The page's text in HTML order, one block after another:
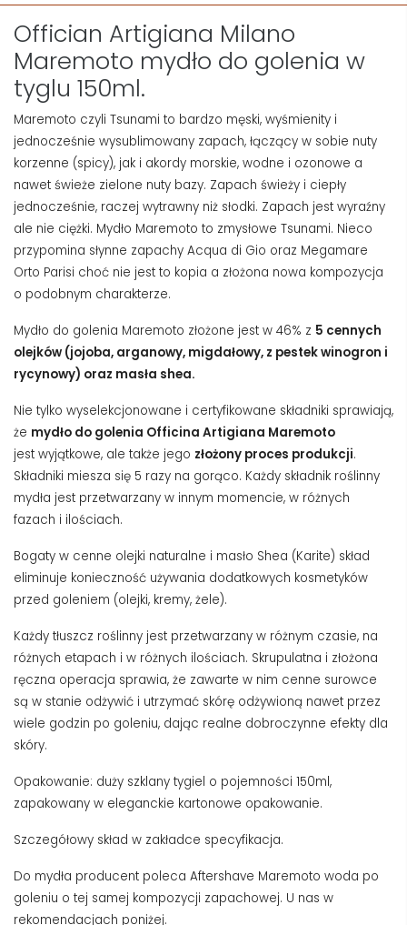
Offician Artigiana Milano
Maremoto mydło do golenia w
tyglu 150ml.
Maremoto czyli Tsunami to bardzo męski, wyśmienity i
jednocześnie wysublimowany zapach, łączący w sobie nuty
korzenne (spicy), jak i akordy morskie, wodne i ozonowe a
nawet świeże zielone nuty bazy. Zapach świeży i ciepły
jednocześnie, raczej wytrawny niż słodki. Zapach jest wyraźny
ale nie ciężki. Mydło Maremoto to zmysłowe Tsunami. Nieco
przypomina słynne zapachy Acqua di Gio oraz Megamare
Orto Parisi choć nie jest to kopia a złożona nowa kompozycja
o podobnym charakterze.
Mydło do golenia Maremoto złożone jest w 46% z 5 cennych
olejków (jojoba, arganowy, migdałowy, z pestek winogron i
rycynowy) oraz masła shea.
Nie tylko wyselekcjonowane i certyfikowane składniki sprawiają,
że mydło do golenia Officina Artigiana Maremoto
jest wyjątkowe, ale także jego złożony proces produkcji.
Składniki miesza się 5 razy na gorąco. Każdy składnik roślinny
mydła jest przetwarzany w innym momencie, w różnych
fazach i ilościach.
Bogaty w cenne olejki naturalne i masło Shea (Karite) skład
eliminuje konieczność używania dodatkowych kosmetyków
przed goleniem (olejki, kremy, żele).
Każdy tłuszcz roślinny jest przetwarzany w różnym czasie, na
różnych etapach i w różnych ilościach. Skrupulatna i złożona
ręczna operacja sprawia, że ​​zawarte w nim cenne surowce
są w stanie odżywić i utrzymać skórę odżywioną nawet przez
wiele godzin po goleniu, dając realne dobroczynne efekty dla
skóry.
Opakowanie: duży szklany tygiel o pojemności 150ml,
zapakowany w eleganckie kartonowe opakowanie.
Szczegółowy skład w zakładce specyfikacja.
Do mydła producent poleca Aftershave Maremoto woda po
goleniu o tej samej kompozycji zapachowej. U nas w
rekomendacjach poniżej.